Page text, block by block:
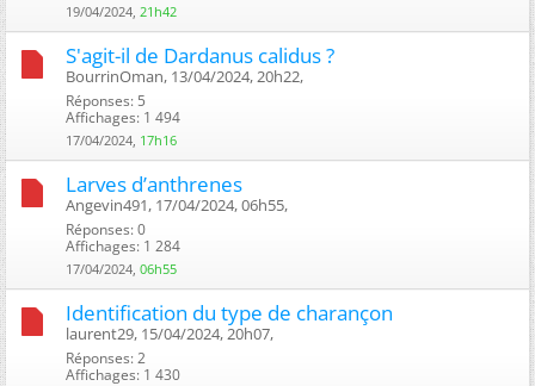
19/04/2024, 21h42
S'agit-il de Dardanus calidus ?
BourrinOman, 13/04/2024, 20h22, ‎
Réponses: 5
Affichages: 1 494
17/04/2024, 17h16
Larves d’anthrenes
Angevin491, 17/04/2024, 06h55, ‎
Réponses: 0
Affichages: 1 284
17/04/2024, 06h55
Identification du type de charançon
laurent29, 15/04/2024, 20h07, ‎
Réponses: 2
Affichages: 1 430